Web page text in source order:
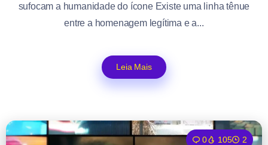
sufocam a humanidade do ícone Existe uma linha tênue
entre a homenagem legítima e a...
Leia Mais
0 105 2